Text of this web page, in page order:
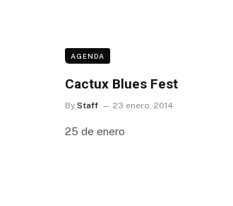
AGENDA
Cactux Blues Fest
By Staff 23 enero, 2014
25 de enero